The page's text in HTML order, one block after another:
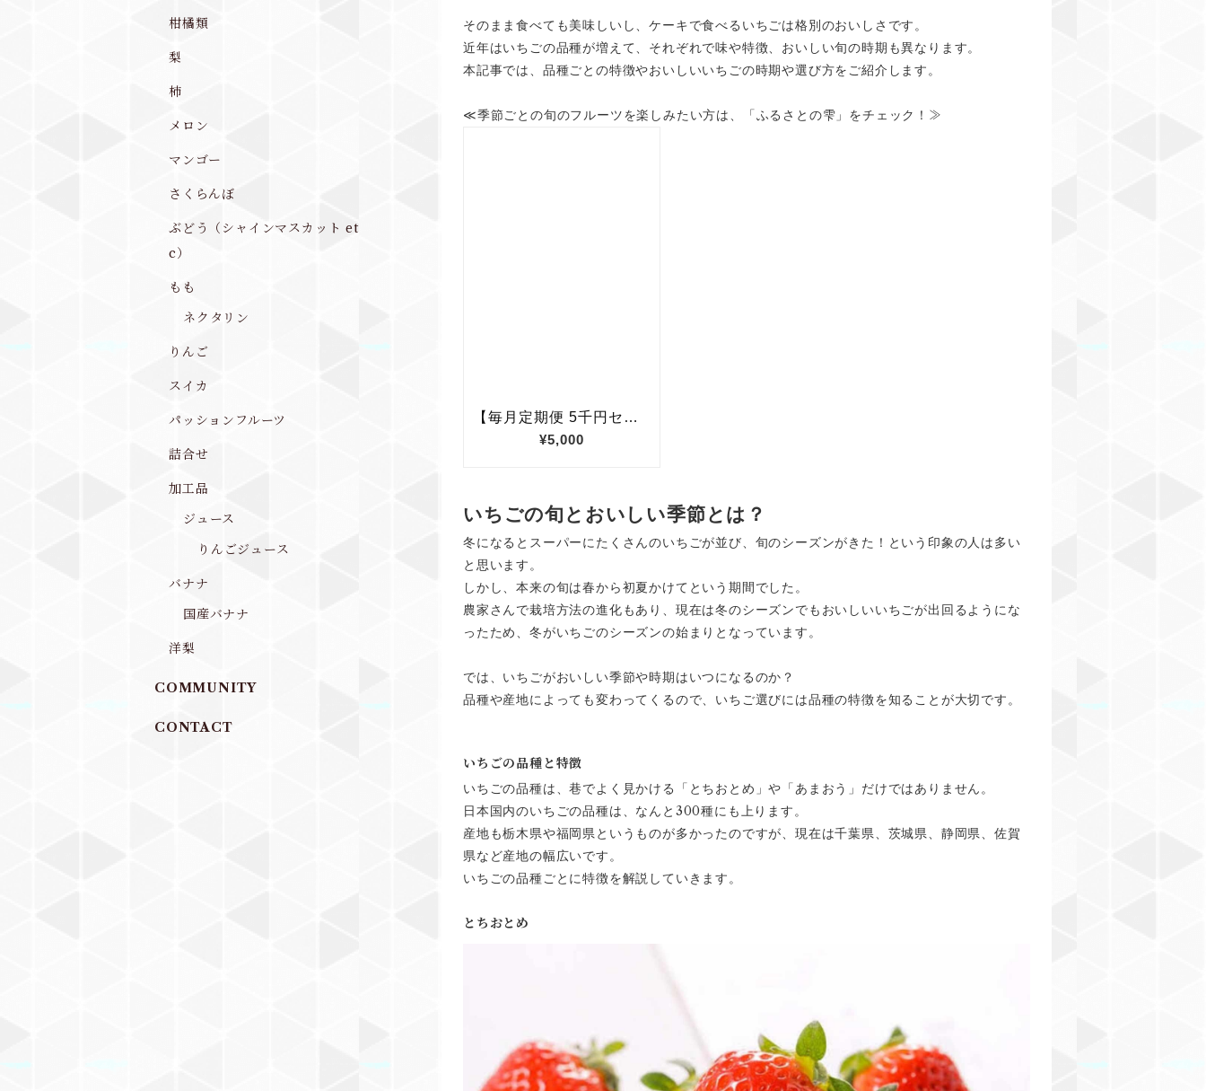
そのまま食べても美味しいし、ケーキで食べるいちごは格別のおいしさです。
近年はいちごの品種が増えて、それぞれで味や特徴、おいしい旬の時期も異なります。
本記事では、品種ごとの特徴やおいしいいちごの時期や選び方をご紹介します。
≪季節ごとの旬のフルーツを楽しみたい方は、「ふるさとの雫」をチェック！ ≫
いちごの旬とおいしい季節とは？
冬になるとスーパーにたくさんのいちごが並び、旬のシーズンがきた！という印象の人は多い
と思います。
しかし、本来の旬は春から初夏かけてという期間でした。
農家さんで栽培方法の進化もあり、現在は冬のシーズンでもおいしいいちごが出回るようにな
ったため、冬がいちごのシーズンの始まりとなっています。
では、いちごがおいしい季節や時期はいつになるのか？
品種や産地によっても変わってくるので、いちご選びには品種の特徴を知ることが大切です。
いちごの品種と特徴
いちごの品種は、巷でよく見かける「とちおとめ」や「あまおう」だけではありません。
日本国内のいちごの品種は、なんと 300種にも上ります。
産地も栃木県や福岡県というものが多かったのですが、現在は千葉県、茨城県、静岡県、佐賀
県など産地の幅広いです。
いちごの品種ごとに特徴を解説していきます。
とちおとめ
柑橘類
梨
柿
メロン
マンゴー
さくらんぼ
ぶどう（シャインマスカット et
c）
もも
ネクタリン
りんご
スイカ
パッションフルーツ
詰合せ
加工品
ジュース
りんごジュース
バナナ
国産バナナ
洋梨
COMMUNITY
CONTACT